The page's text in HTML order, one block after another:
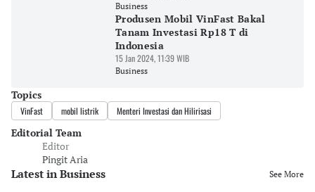
Business
Produsen Mobil VinFast Bakal
Tanam Investasi Rp18 T di
Indonesia
15 Jan 2024, 11:39 WIB
Business
Topics
VinFast mobil listrik ⁠Menteri Investasi dan Hilirisasi
Editorial Team
Editor
Pingit Aria
Latest in Business See More